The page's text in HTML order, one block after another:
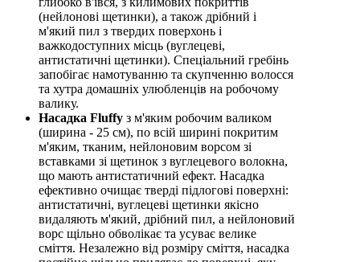
(нейлонові щетинки), а також дрібний і
м'який пил з твердих поверхонь і
важкодоступних місць (вуглецеві,
антистатичні щетинки). Спеціальний гребінь
запобігає намотуванню та скупченню волосся
та хутра домашніх улюбленців на робочому
валику.
Насадка Fluffy з м'яким робочим валиком
(ширина - 25 см), по всій ширині покритим
м'яким, тканим, нейлоновим ворсом зі
вставками зі щетинок з вуглецевого волокна,
що мають антистатичний ефект. Насадка
ефективно очищає тверді підлогові поверхні:
антистатичні, вуглецеві щетинки якісно
видаляють м'який, дрібний пил, а нейлоновий
ворс щільно обволікає та усуває велике
сміття. Незалежно від розміру сміття, насадка